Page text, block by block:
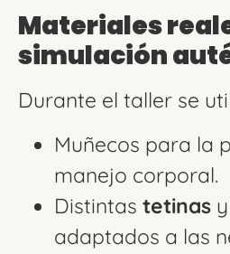
Materiales
simulación
Durante el taller se
Muñecos para la
manejo corporal.
Distintas tetinas y
adaptados a las